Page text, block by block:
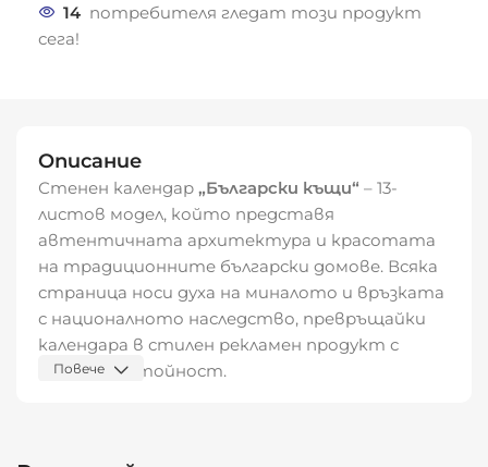
14 потребителя гледат този продукт
сега!
Описание
Стенен календар „Български къщи“ – 13-
листов модел, който представя
автентичната архитектура и красотата
на традиционните български домове. Всяка
страница носи духа на миналото и връзката
с националното наследство, превръщайки
календара в стилен рекламен продукт с
културна стойност.
Повече